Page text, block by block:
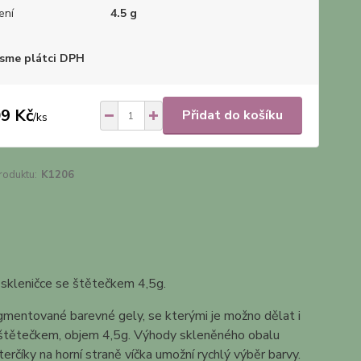
4.5 g
plátci DPH
Kč/ks Přidat do košíku
K1206
se štětečkem 4,5g.
barevné gely, se kterými je možno dělat i
objem 4,5g. Výhody skleněného obalu
na horní straně víčka umožní rychlý výběr barvy.